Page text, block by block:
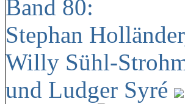
Band 80:
Stephan
Willy Sühl-
und Ludger Syré